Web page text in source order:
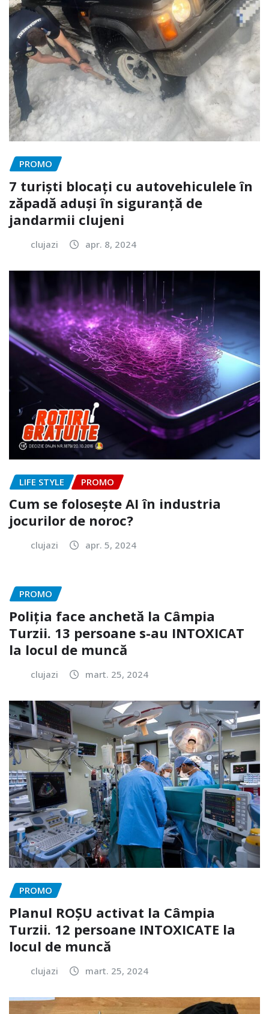
PROMO
7 turiști blocați cu autovehiculele în
zăpadă aduși în siguranță de
jandarmii clujeni
clujazi apr. 8, 2024
LIFE STYLE PROMO
Cum se folosește AI în industria
jocurilor de noroc?
clujazi apr. 5, 2024
PROMO
Poliția face anchetă la Câmpia
Turzii. 13 persoane s-au INTOXICAT
la locul de muncă
clujazi mart. 25, 2024
PROMO
Planul ROȘU activat la Câmpia
Turzii. 12 persoane INTOXICATE la
locul de muncă
clujazi mart. 25, 2024